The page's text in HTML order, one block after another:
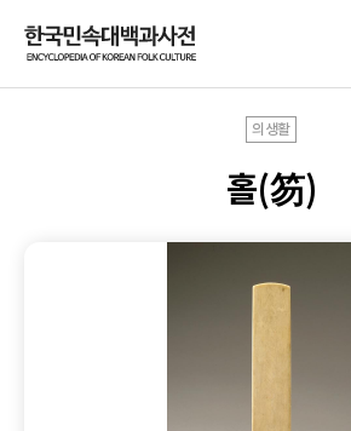
의생활
홀(笏)